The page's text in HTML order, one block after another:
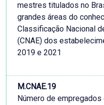
mestres titulados no
grandes áreas do
Classificação Nacional
(CNAE) dos
2019 e 2021
M.CNAE.19
Número de